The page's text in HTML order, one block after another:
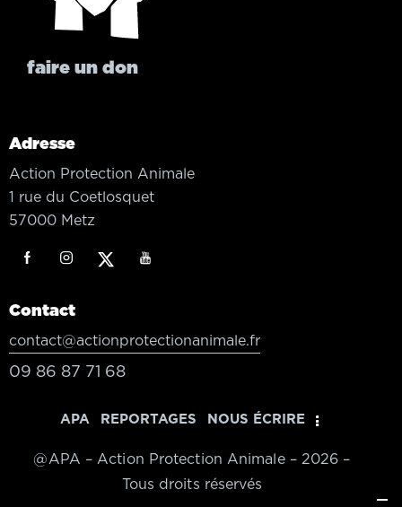
faire un don
Adresse
Action Protection Animale
1 rue du Coetlosquet
57000 Metz
Contact
contact@actionprotectionanimale.fr
09 86 87 71 68
APA REPORTAGES NOUS ÉCRIRE
@APA – Action Protection Animale – 2026 –
Tous droits réservés